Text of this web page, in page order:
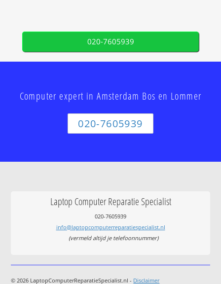
020-7605939
Computer expert in Amsterdam Bos en Lommer
020-7605939
Laptop Computer Reparatie Specialist
020-7605939
info@laptopcomputerreparatiespecialist.nl
(vermeld altijd je telefoonnummer)
© 2026 LaptopComputerReparatieSpecialist.nl - Disclaimer